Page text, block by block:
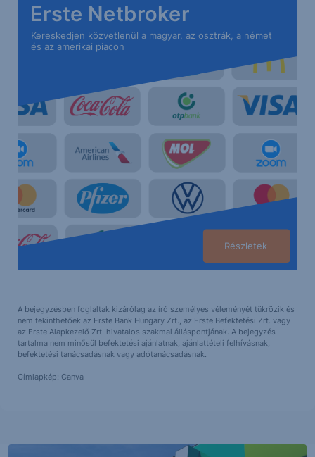
Erste Netbroker
Kereskedjen közvetlenül a magyar, az osztrák, a német
és az amerikai piacon
Részletek
A bejegyzésben foglaltak kizárólag az író személyes véleményét tükrözik és
nem tekinthetőek az Erste Bank Hungary Zrt., az Erste Befektetési Zrt. vagy
az Erste Alapkezelő Zrt. hivatalos szakmai álláspontjának. A bejegyzés
tartalma nem minősül befektetési ajánlatnak, ajánlattételi felhívásnak,
befektetési tanácsadásnak vagy adótanácsadásnak.
Címlapkép: Canva